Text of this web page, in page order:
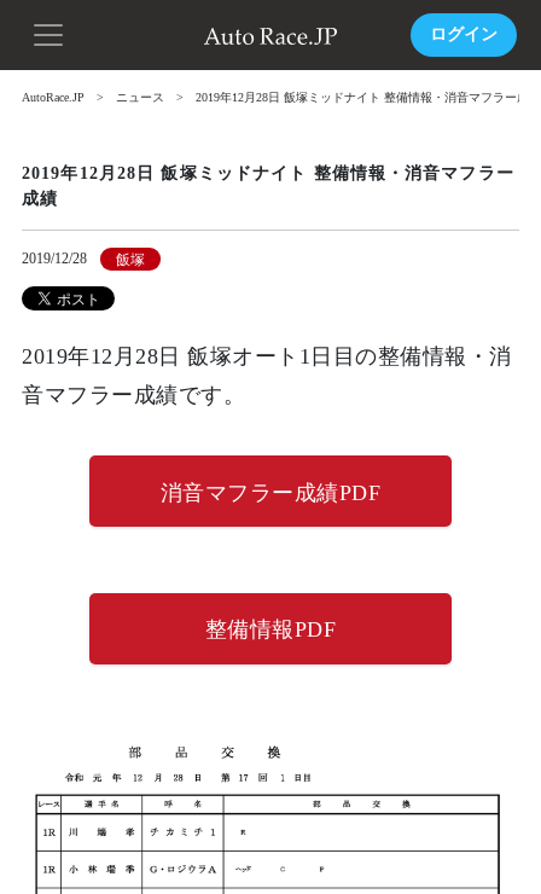
ログイン
AutoRace.JP ニュース 2019年12月28日 飯塚ミッドナイト 整備情報・消音マフラー成績
2019年12月28日 飯塚ミッドナイト 整備情報・消音マフラー
成績
2019/12/28 飯塚
2019年12月28日 飯塚オート1日目の整備情報・消
音マフラー成績です。
消音マフラー成績PDF
整備情報PDF